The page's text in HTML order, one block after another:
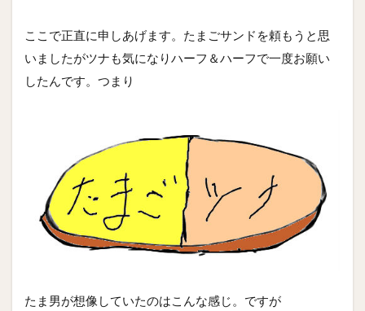
ここで正直に申しあげます。たまごサンドを頼もうと思
いましたがツナも気になりハーフ＆ハーフで一度お願い
したんです。つまり
たま男が想像していたのはこんな感じ。ですが